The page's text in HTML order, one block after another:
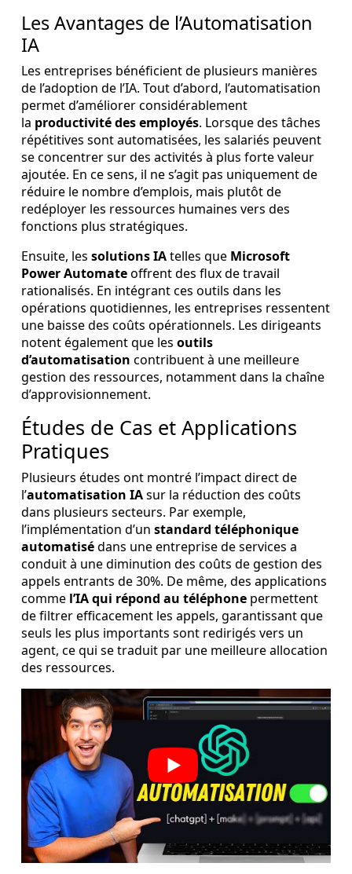
Les Avantages de l’Automatisation
IA
Les entreprises bénéficient de plusieurs manières
de l’adoption de l’IA. Tout d’abord, l’automatisation
permet d’améliorer considérablement
la productivité des employés. Lorsque des tâches
répétitives sont automatisées, les salariés peuvent
se concentrer sur des activités à plus forte valeur
ajoutée. En ce sens, il ne s’agit pas uniquement de
réduire le nombre d’emplois, mais plutôt de
redéployer les ressources humaines vers des
fonctions plus stratégiques.
Ensuite, les solutions IAtelles que Microsoft
Power Automateoffrent des flux de travail
rationalisés. En intégrant ces outils dans les
opérations quotidiennes, les entreprises ressentent
une baisse des coûts opérationnels. Les dirigeants
notent également que les outils
d’automatisation contribuent à une meilleure
gestion des ressources, notamment dans la chaîne
d’approvisionnement.
Études de Cas et Applications
Pratiques
Plusieurs études ont montré l’impact direct de
l’automatisation IAsur la réduction des coûts
dans plusieurs secteurs. Par exemple,
l’implémentation d’un standard téléphonique
automatisédans une entreprise de services a
conduit à une diminution des coûts de gestion des
appels entrants de 30%. De même, des applications
comme l’IA qui répond au téléphone permettent
de filtrer efficacement les appels, garantissant que
seuls les plus importants sont redirigés vers un
agent, ce qui se traduit par une meilleure allocation
des ressources.